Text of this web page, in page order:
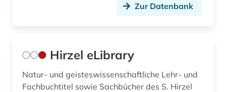
Zur Datenbank
Hirzel eLibrary
Natur- und geisteswissenschaftliche Lehr- und
Fachbuchtitel sowie Sachbücher des S. Hirzel